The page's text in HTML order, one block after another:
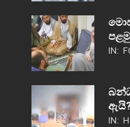
IN:
ඇයි?
IN: